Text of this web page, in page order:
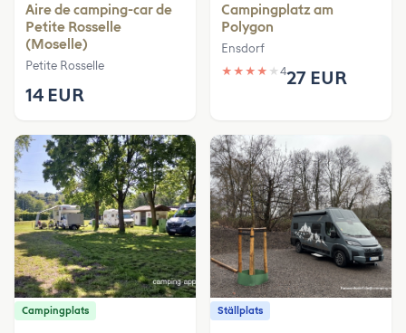
Aire de camping-car de
Petite Rosselle
(Moselle)
Petite Rosselle
14 EUR
Campingplatz am
Polygon
Ensdorf
★ ★ ★ ★ ★ 427 EUR
Campingplats Ställplats